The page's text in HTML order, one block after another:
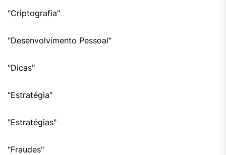
"Criptografia"
"Desenvolvimento Pessoal"
"Dicas"
"Estratégia"
"Estratégias"
"Fraudes"